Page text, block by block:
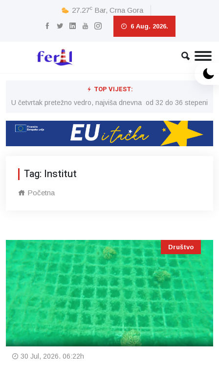
27.27c Bar, Crna Gora
6 Aug. 2026.
TOP VIJEST:
U četvrtak pretežno vedro, najviša dnevna od 32 do 36 stepeni
Tag: Institut
Početna
Društvo
30 Jul, 2026. 06:22h